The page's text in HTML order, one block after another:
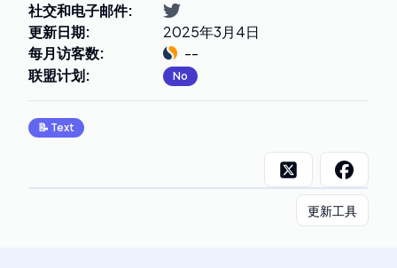
社交和电子邮件:
更新日期:
2025年3月4日
每月访客数:
--
联盟计划: No
📝 Text
更新工具